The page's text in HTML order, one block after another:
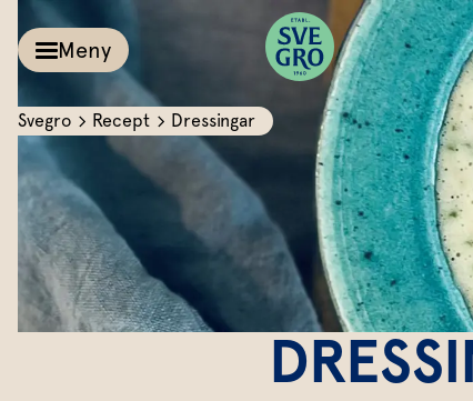
Meny
Recept
Örter &
Sallat
Inspiration
Vårt
Kalla såser &
Pesto
Röror
Kalla såser
Aioli
Svegro Recept Dressingar